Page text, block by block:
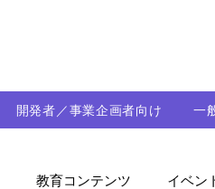
開発者／事業企画者向け 一
教育コンテンツ イベン